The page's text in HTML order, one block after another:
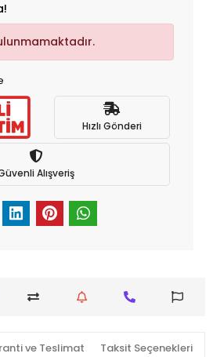
Hızlı Gönderi
Alışveriş
ve Teslimat Taksit Seçenekleri